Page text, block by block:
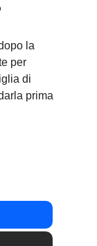
la
per
di
prima